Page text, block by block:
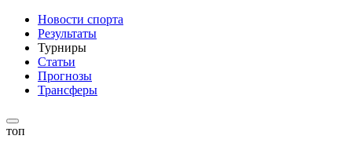
Новости спорта
Результаты
Турниры
Статьи
Прогнозы
Трансферы
топ